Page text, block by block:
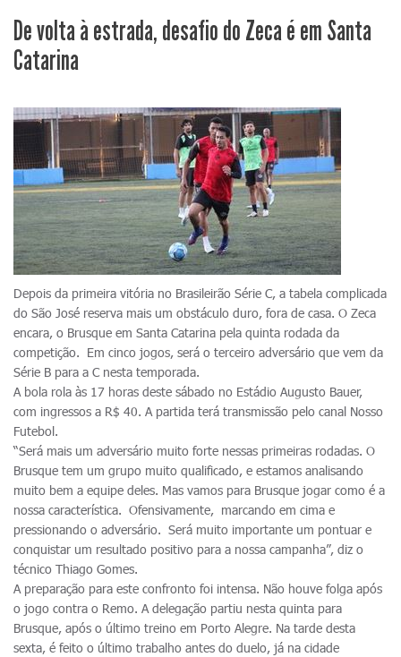
De volta à estrada, desafio do Zeca é em Santa
Catarina
Depois da primeira vitória no Brasileirão Série C, a tabela complicada
do São José reserva mais um obstáculo duro, fora de casa. O Zeca
encara, o Brusque em Santa Catarina pela quinta rodada da
competição. Em cinco jogos, será o terceiro adversário que vem da
Série B para a C nesta temporada.
A bola rola às 17 horas deste sábado no Estádio Augusto Bauer,
com ingressos a R$ 40. A partida terá transmissão pelo canal Nosso
Futebol.
“Será mais um adversário muito forte nessas primeiras rodadas. O
Brusque tem um grupo muito qualificado, e estamos analisando
muito bem a equipe deles. Mas vamos para Brusque jogar como é a
nossa característica. Ofensivamente, marcando em cima e
pressionando o adversário. Será muito importante um pontuar e
conquistar um resultado positivo para a nossa campanha”, diz o
técnico Thiago Gomes.
A preparação para este confronto foi intensa. Não houve folga após
o jogo contra o Remo. A delegação partiu nesta quinta para
Brusque, após o último treino em Porto Alegre. Na tarde desta
sexta, é feito o último trabalho antes do duelo, já na cidade